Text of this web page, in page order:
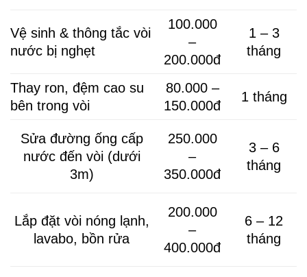
Vệ sinh & thông tắc vòi
nước bị nghẹt
100.000
–
200.000đ
1 – 3
tháng
Thay ron, đệm cao su
bên trong vòi
80.000 –
150.000đ
1 tháng
Sửa đường ống cấp
nước đến vòi (dưới
3m)
250.000
–
350.000đ
3 – 6
tháng
Lắp đặt vòi nóng lạnh,
lavabo, bồn rửa
200.000
–
400.000đ
6 – 12
tháng